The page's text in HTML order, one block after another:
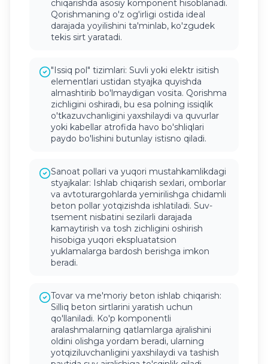
chiqarishda asosiy komponent hisoblanadi.
Qorishmaning o'z og'irligi ostida ideal
darajada yoyilishini ta'minlab, ko'zgudek
tekis sirt yaratadi.
"Issiq pol" tizimlari: Suvli yoki elektr isitish
elementlari ustidan styajka quyishda
almashtirib bo'lmaydigan vosita. Qorishma
zichligini oshiradi, bu esa polning issiqlik
o'tkazuvchanligini yaxshilaydi va quvurlar
yoki kabellar atrofida havo bo'shliqlari
paydo bo'lishini butunlay istisno qiladi.
Sanoat pollari va yuqori mustahkamlikdagi
styajkalar: Ishlab chiqarish sexlari, omborlar
va avtoturargohlarda yemirilishga chidamli
beton pollar yotqizishda ishlatiladi. Suv-
tsement nisbatini sezilarli darajada
kamaytirish va tosh zichligini oshirish
hisobiga yuqori ekspluatatsion
yuklamalarga bardosh berishga imkon
beradi.
Tovar va me'moriy beton ishlab chiqarish:
Silliq beton sirtlarini yaratish uchun
qo'llaniladi. Ko'p komponentli
aralashmalarning qatlamlarga ajralishini
oldini olishga yordam beradi, ularning
yotqiziluvchanligini yaxshilaydi va tashish